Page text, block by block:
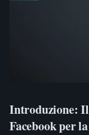
Introduzione: Il
Facebook per